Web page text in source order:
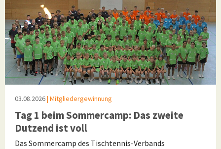
03.08.2026| Mitgliedergewinnung
Tag 1 beim Sommercamp: Das zweite
Dutzend ist voll
Das Sommercamp des Tischtennis-Verbands